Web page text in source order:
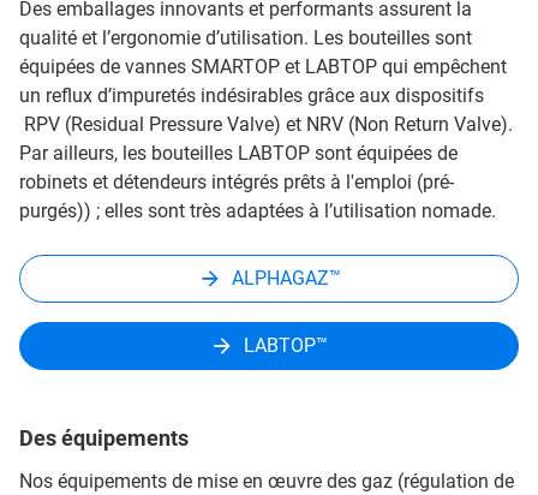
Des emballages innovants et performants assurent la
qualité et l’ergonomie d’utilisation. Les bouteilles sont
équipées de vannes SMARTOP et LABTOP qui empêchent
un reflux d’impuretés indésirables grâce aux dispositifs
RPV (Residual Pressure Valve) et NRV (Non Return Valve).
Par ailleurs, les bouteilles LABTOP sont équipées de
robinets et détendeurs intégrés prêts à l'emploi (pré-
purgés)) ; elles sont très adaptées à l’utilisation nomade.
ALPHAGAZ™
LABTOP™
Des équipements
Nos équipements de mise en œuvre des gaz (régulation de